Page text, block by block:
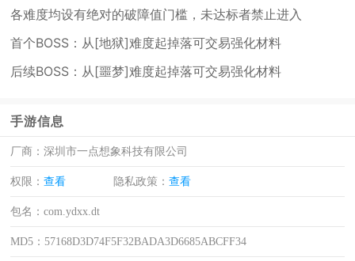
各难度均设有绝对的破障值门槛，未达标者禁止进入
首个BOSS：从[地狱]难度起掉落可交易强化材料
后续BOSS：从[噩梦]难度起掉落可交易强化材料
手游信息
厂商：深圳市一点想象科技有限公司
权限：查看 隐私政策：查看
包名：com.ydxx.dt
MD5： 57168D3D74F5F32BADA3D6685ABCFF34